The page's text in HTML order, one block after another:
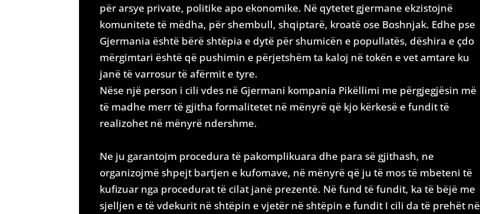
për arsye private, politike apo ekonomike. Në qytetet gjermane ekzistojnë
komunitete të mëdha, për shembull, shqiptarë, kroatë ose Boshnjak. Edhe pse
Gjermania është bërë shtëpia e dytë për shumicën e popullatës, dëshira e çdo
mërgimtari është që pushimin e përjetshëm ta kaloj në tokën e vet amtare ku
janë të varrosur të afërmit e tyre.
Nëse një person i cili vdes në Gjermani kompania Pikëllimi me përgjegjësin më
të madhe merr të gjitha formalitetet në mënyrë që kjo kërkesë e fundit të
realizohet në mënyrë ndershme.
Ne ju garantojm procedura të pakomplikuara dhe para së gjithash, ne
organizojmë shpejt bartjen e kufomave, në mënyrë që ju të mos të mbeteni të
kufizuar nga procedurat të cilat janë prezentë. Në fund të fundit, ka të bëjë me
sjelljen e të vdekurit në shtëpin e vjetër në shtëpin e fundit I cili da të prehët në